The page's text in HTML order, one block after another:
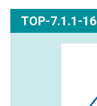
TOP-7.1.1-